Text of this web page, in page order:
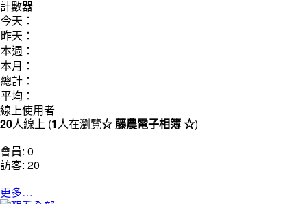
計數器
今天：
昨天：
本週：
本月：
總計：
平均：
線上使用者
20人線上 (1人在瀏覽☆ 藤農電子相簿 ☆)
會員: 0
訪客: 20
更多…